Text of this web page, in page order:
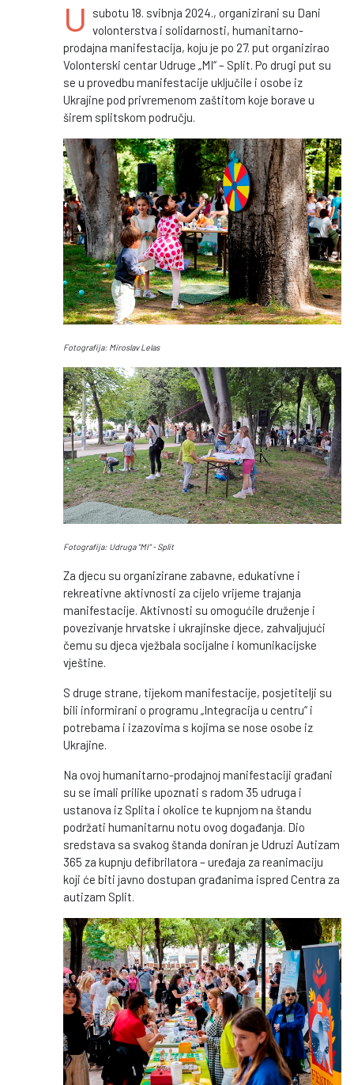
U
subotu 18. svibnja 2024., organizirani su Dani
volonterstva i solidarnosti, humanitarno-
prodajna manifestacija, koju je po 27. put organizirao
Volonterski centar Udruge „MI“ – Split. Po drugi put su
se u provedbu manifestacije uključile i osobe iz
Ukrajine pod privremenom zaštitom koje borave u
širem splitskom području.
Fotografija: Miroslav Lelas
Fotografija: Udruga "MI" - Split
Za djecu su organizirane zabavne, edukativne i
rekreativne aktivnosti za cijelo vrijeme trajanja
manifestacije. Aktivnosti su omogućile druženje i
povezivanje hrvatske i ukrajinske djece, zahvaljujući
čemu su djeca vježbala socijalne i komunikacijske
vještine.
S druge strane, tijekom manifestacije, posjetitelji su
bili informirani o programu „Integracija u centru“ i
potrebama i izazovima s kojima se nose osobe iz
Ukrajine.
Na ovoj humanitarno-prodajnoj manifestaciji građani
su se imali prilike upoznati s radom 35 udruga i
ustanova iz Splita i okolice te kupnjom na štandu
podržati humanitarnu notu ovog događanja. Dio
sredstava sa svakog štanda doniran je Udruzi Autizam
365 za kupnju defibrilatora – uređaja za reanimaciju
koji će biti javno dostupan građanima ispred Centra za
autizam Split.